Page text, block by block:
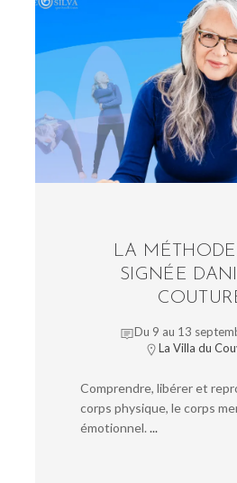
LA
SIGNÉE
Du 9 au 13
La Villa du
Comprendre, libérer et
corps physique, le corps
émotionnel. ...